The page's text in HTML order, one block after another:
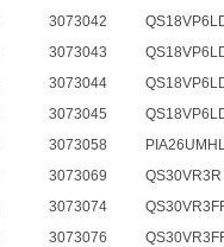
3073042
3073043
3073044
3073045
3073058
3073069
QS30VR3R
3073074
3073076